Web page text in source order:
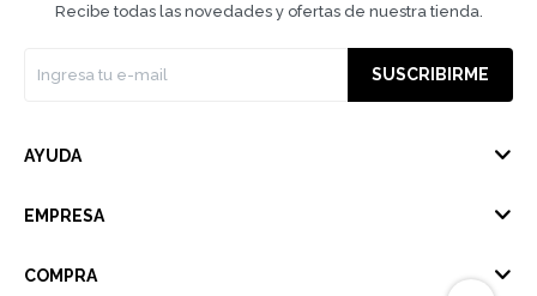
Recibe todas las novedades y ofertas de nuestra tienda.
SUSCRIBIRME
AYUDA
EMPRESA
COMPRA